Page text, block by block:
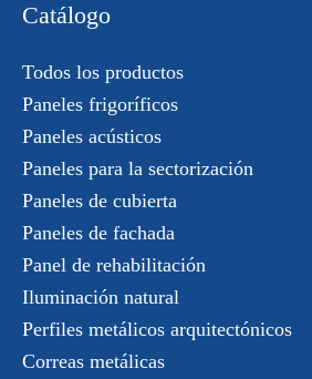
Catálogo
Todos los productos
Paneles frigoríficos
Paneles acústicos
Paneles para la sectorización
Paneles de cubierta
Paneles de fachada
Panel de rehabilitación
Iluminación natural
Perfiles metálicos arquitectónicos
Correas metálicas